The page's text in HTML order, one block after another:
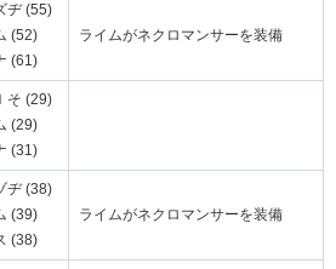
ヂ (55)
(52)
(61)
ライムがネクロマンサーを装備
そ (29)
(29)
(31)
ヂ (38)
(39)
(38)
ライムがネクロマンサーを装備